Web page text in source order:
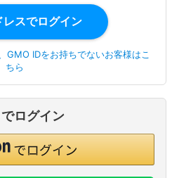
GMO IDをお持ちでないお客様はこ
ちら
ログイン